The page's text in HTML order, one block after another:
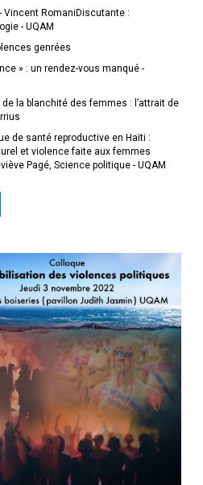
Vincent RomaniDiscutante :
- UQAM
genrées
» : un rendez-vous manqué -
la blanchité des femmes : l’attrait de
de santé reproductive en Haïti :
et violence faite aux femmes
Pagé, Science politique - UQAM